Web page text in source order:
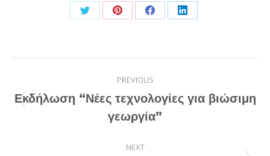
Share
Twitter
Share
Pinterest
Share
Facebook
Share
LinkedIn
navigation
PREVIOUS
Previous
post:
Εκδήλωση “Νέες τεχνολογίες για βιώσιμη
γεωργία”
NEXT